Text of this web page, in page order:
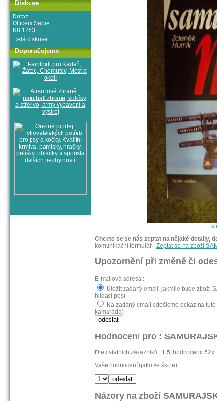
Chcete se se nás zeptat na nějaké detaily,
komunikační formulář - Zeptat se na zboží
Upozornění při změně či
E-mailová adresa :
Uložit zadaný email, jakmile bude zboží
hlídací pes)
Na zadaný email odešleme odkaz na
kamaráda)
Hodnocení pro :
Dle ostatních zákazníků : 1.5, hodnoceno 52x
Vaše hodnocení (jako ve škole) :
Názory na zboží
Diskuse
Dotaz -
Officers Sabre
N8 1253
.. celá diskuse
Doporučujeme